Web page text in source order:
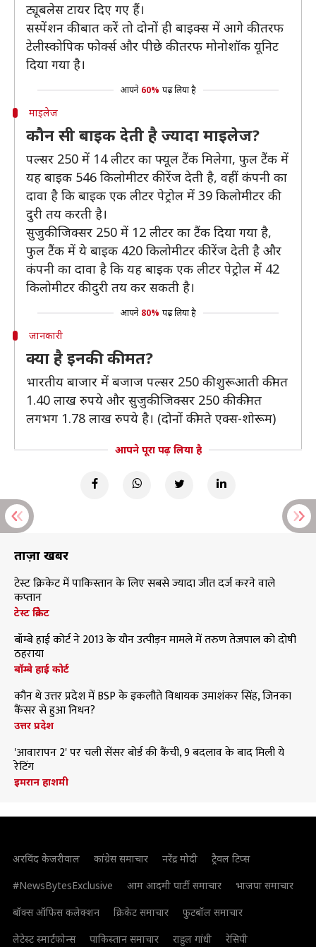
ट्यूबलेस टायर दिए गए हैं।
सस्पेंशन की बात करें तो दोनों ही बाइक्स में आगे की तरफ
टेलीस्कोपिक फोर्क्स और पीछे की तरफ मोनोशॉक यूनिट
दिया गया है।
आपने 60% पढ़ लिया है
माइलेज
कौन सी बाइक देती है ज्यादा माइलेज?
पल्सर 250 में 14 लीटर का फ्यूल टैंक मिलेगा, फुल टैंक में
यह बाइक 546 किलोमीटर की रेंज देती है, वहीं कंपनी का
दावा है कि बाइक एक लीटर पेट्रोल में 39 किलोमीटर की
दुरी तय करती है।
सुजुकी जिक्सर 250 में 12 लीटर का टैंक दिया गया है,
फुल टैंक में ये बाइक 420 किलोमीटर की रेंज देती है और
कंपनी का दावा है कि यह बाइक एक लीटर पेट्रोल में 42
किलोमीटर की दुरी तय कर सकती है।
आपने 80% पढ़ लिया है
जानकारी
क्या है इनकी कीमत?
भारतीय बाजार में बजाज पल्सर 250 की शुरूआती कीमत
1.40 लाख रुपये और सुजुकी जिक्सर 250 की कीमत
लगभग 1.78 लाख रुपये है। (दोनों कीमते एक्स-शोरूम)
आपने पूरा पढ़ लिया है
ताज़ा खबरें
टेस्ट क्रिकेट में पाकिस्तान के लिए सबसे ज्यादा जीत दर्ज करने वाले
कप्तान
टेस्ट क्रिकेट
बॉम्बे हाई कोर्ट ने 2013 के यौन उत्पीड़न मामले में तरुण तेजपाल को दोषी
ठहराया
बॉम्बे हाई कोर्ट
कौन थे उत्तर प्रदेश में BSP के इकलौते विधायक उमाशंकर सिंह, जिनका
कैंसर से हुआ निधन?
उत्तर प्रदेश
'आवारापन 2' पर चली सेंसर बोर्ड की कैंची, 9 बदलाव के बाद मिली ये
रेटिंग
इमरान हाशमी
अरविंद केजरीवाल कांग्रेस समाचार नरेंद्र मोदी
ट्रैवल टिप्स
#NewsBytesExclusive
आम आदमी पार्टी समाचार
भाजपा समाचार
बॉक्स ऑफिस कलेक्शन
क्रिकेट समाचार
फुटबॉल समाचार
लेटेस्ट स्मार्टफोन्स
पाकिस्तान समाचार राहुल गांधी रेसिपी